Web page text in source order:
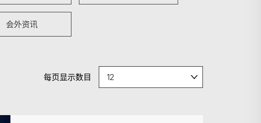
会外资讯
每页显示数目